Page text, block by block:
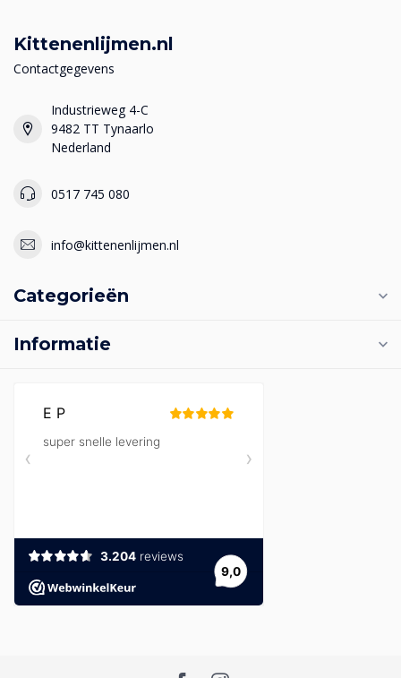
Kittenenlijmen.nl
Contactgegevens
Industrieweg 4-C
9482 TT Tynaarlo
Nederland
0517 745 080
info@kittenenlijmen.nl
Categorieën
Informatie